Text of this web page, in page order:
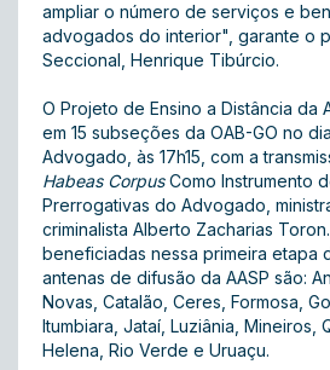
ampliar o número de serviços e
advogados do interior", garante o
Seccional, Henrique Tibúrcio.
O Projeto de Ensino a Distância da
em 15 subseções da OAB-GO no
Advogado, às 17h15, com a
Habeas CorpusComo Instrumento
Prerrogativas do Advogado,
criminalista Alberto Zacharias
beneficiadas nessa primeira etapa
antenas de difusão da AASP são:
Novas, Catalão, Ceres, Formosa,
Itumbiara, Jataí, Luziânia, Mineiros,
Helena, Rio Verde e Uruaçu.